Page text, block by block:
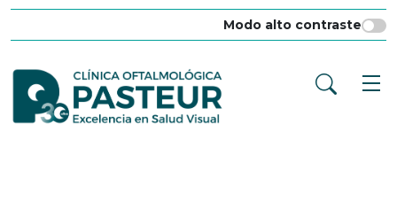
Modo alto contraste